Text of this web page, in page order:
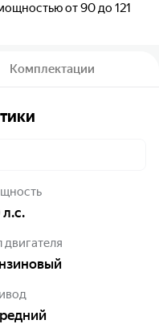
от 90 до 121
Комплектации
л.с.
двигателя